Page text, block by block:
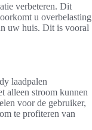
verbeteren. Dit
u overbelasting
uw huis. Dit is vooral
laadpalen
alleen stroom kunnen
voor de gebruiker,
te profiteren van